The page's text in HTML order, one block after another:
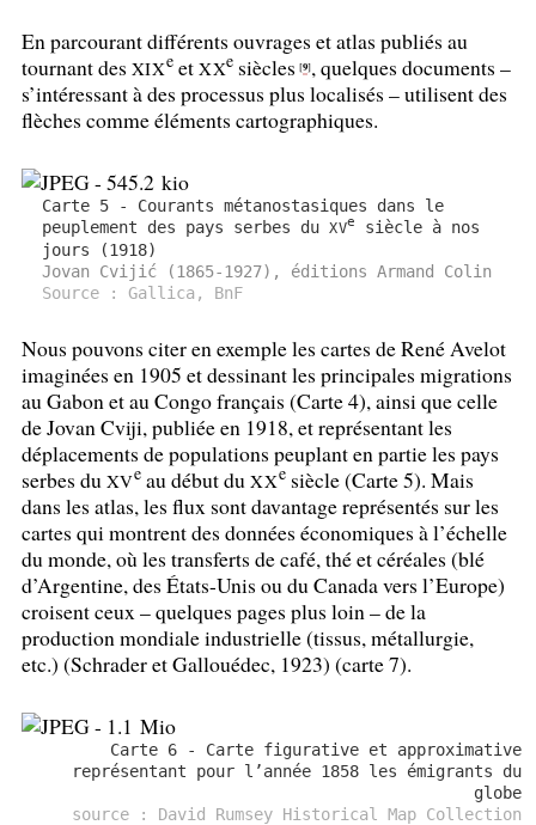
En parcourant différents ouvrages et atlas publiés au
tournant des XIXeet XXe siècles [9], quelques documents –
s’intéressant à des processus plus localisés – utilisent des
flèches comme éléments cartographiques.
Carte 5 - Courants métanostasiques dans le
peuplement des pays serbes duXVe
siècle à nos
jours (1918)
Jovan Cvijić (1865-1927), éditions Armand Colin
Source : Gallica, BnF
Nous pouvons citer en exemple les cartes de René Avelot
imaginées en 1905 et dessinant les principales migrations
au Gabon et au Congo français (Carte 4), ainsi que celle
de Jovan Cviji, publiée en 1918, et représentant les
déplacements de populations peuplant en partie les pays
serbes du XVe au début duXXesiècle (Carte 5). Mais
dans les atlas, les flux sont davantage représentés sur les
cartes qui montrent des données économiques à l’échelle
du monde, où les transferts de café, thé et céréales (blé
d’Argentine, des États-Unis ou du Canada vers l’Europe)
croisent ceux – quelques pages plus loin – de la
production mondiale industrielle (tissus, métallurgie,
etc.) (Schrader et Gallouédec, 1923) (carte 7).
Carte 6 - Carte figurative et approximative
représentant pour l’année 1858 les émigrants du
globe
source : David Rumsey Historical Map Collection